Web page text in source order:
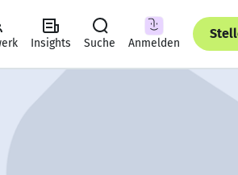
Insights Suche Anmelden